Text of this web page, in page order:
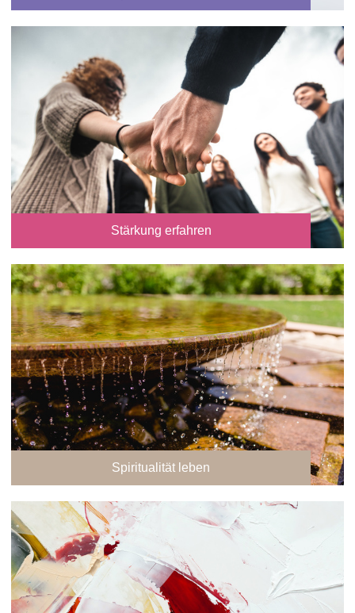
Stärkung erfahren
Spiritualität leben